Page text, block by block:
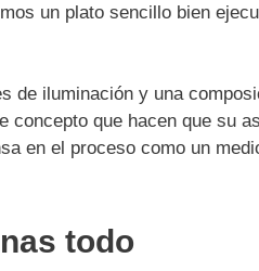
un plato sencillo bien
de iluminación y una
que hacen que su
en el proceso como un
todo